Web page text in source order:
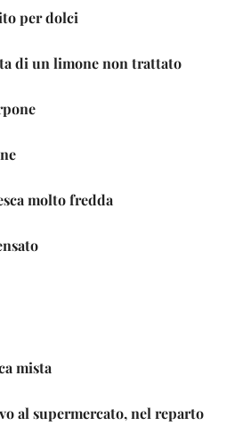
per dolci
di un limone non trattato
molto fredda
mista
al supermercato, nel reparto